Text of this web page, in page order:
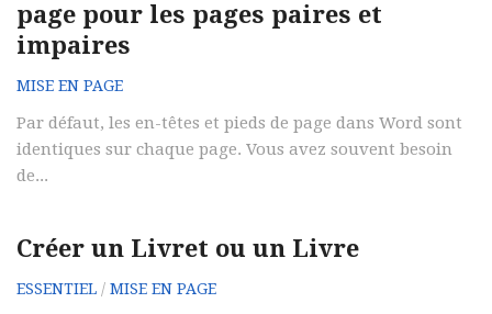
page pour les pages paires et
impaires
MISE EN PAGE
Par défaut, les en-têtes et pieds de page dans Word sont
identiques sur chaque page. Vous avez souvent besoin
de...
Créer un Livret ou un Livre
ESSENTIEL / MISE EN PAGE